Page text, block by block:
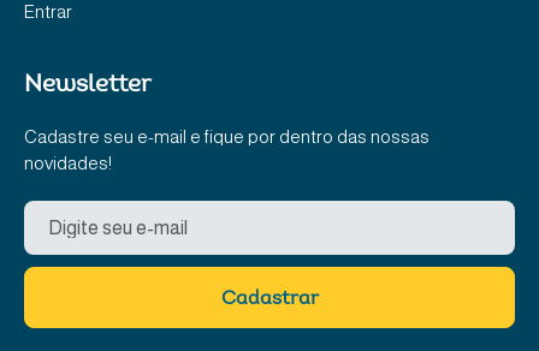
Entrar
Newsletter
Cadastre seu e-mail e fique por dentro das nossas
novidades!
Cadastrar